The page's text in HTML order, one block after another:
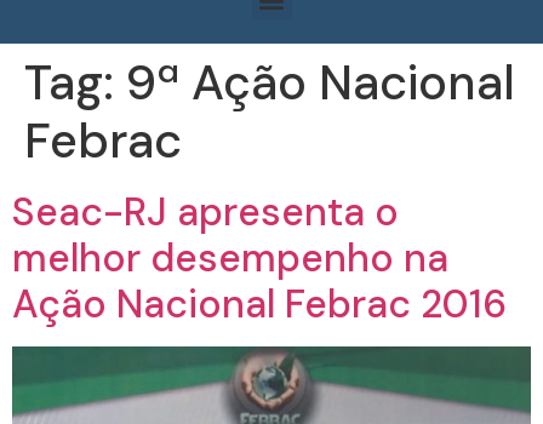
Tag: 9ª Ação Nacional
Febrac
Seac-RJ apresenta o
melhor desempenho na
Ação Nacional Febrac 2016